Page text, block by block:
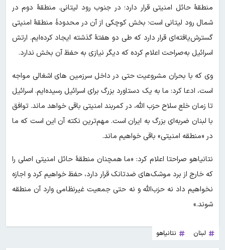
منطقهٔ حائل امنیتی قرار دارد؛ در جنوب رود لیتانی. منطقهٔ دوم در
شمال رود لیتانی است؛ بخش کوچکی از آن در محدودهٔ منطقهٔ امنیتی
گسترش‌یافته‌ای قرار دارد که طی دو هفتهٔ گذشته ایجاد کرده‌ایم. ارتش
اسرائیل به‌صراحت اعلام کرده که دیگر نیازی به حفظ آن بخش ندارد.
وی که با بحران مشروعیت حتی در داخل سرزمین های اشغالی مواجه
است، ادعا کرد: ما به یک دستاورد بزرگ برای اسرائیل رسیده‌ایم. اسرائیل
تا زمان خلع سلاح حزب الله، در کمربند امنیتی باقی خواهد ماند. توافق
با لبنان ضربه‌ای بزرگ به ایران است. مهم‌ترین نکته آن این است که ما
در «منطقه امنیتی» باقی خواهیم ماند.
نتانیاهو صراحتا اعلام کرد: «ما همچنان منطقهٔ حائل امنیتی اصلی را
که خارج از برد موشک‌های ضدتانک قرار دارد، حفظ خواهیم کرد و اجازه
نخواهیم داد نه حزب‌الله و نه حتی جمعیت غیرنظامی وارد آن منطقه
شوند.»
لبنان نتانیاهو